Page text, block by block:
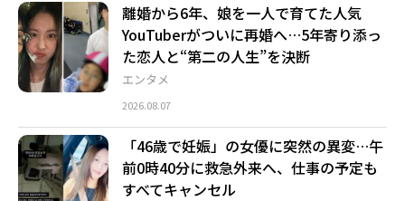
エンタメ
離婚から6年、娘を一人で育てた人気
YouTuberがついに再婚へ…5年寄り添っ
た恋人と“第二の人生”を決断
2026.08.07
「46歳で妊娠」の女優に突然の異変…午
前0時40分に救急外来へ、仕事の予定も
すべてキャンセル